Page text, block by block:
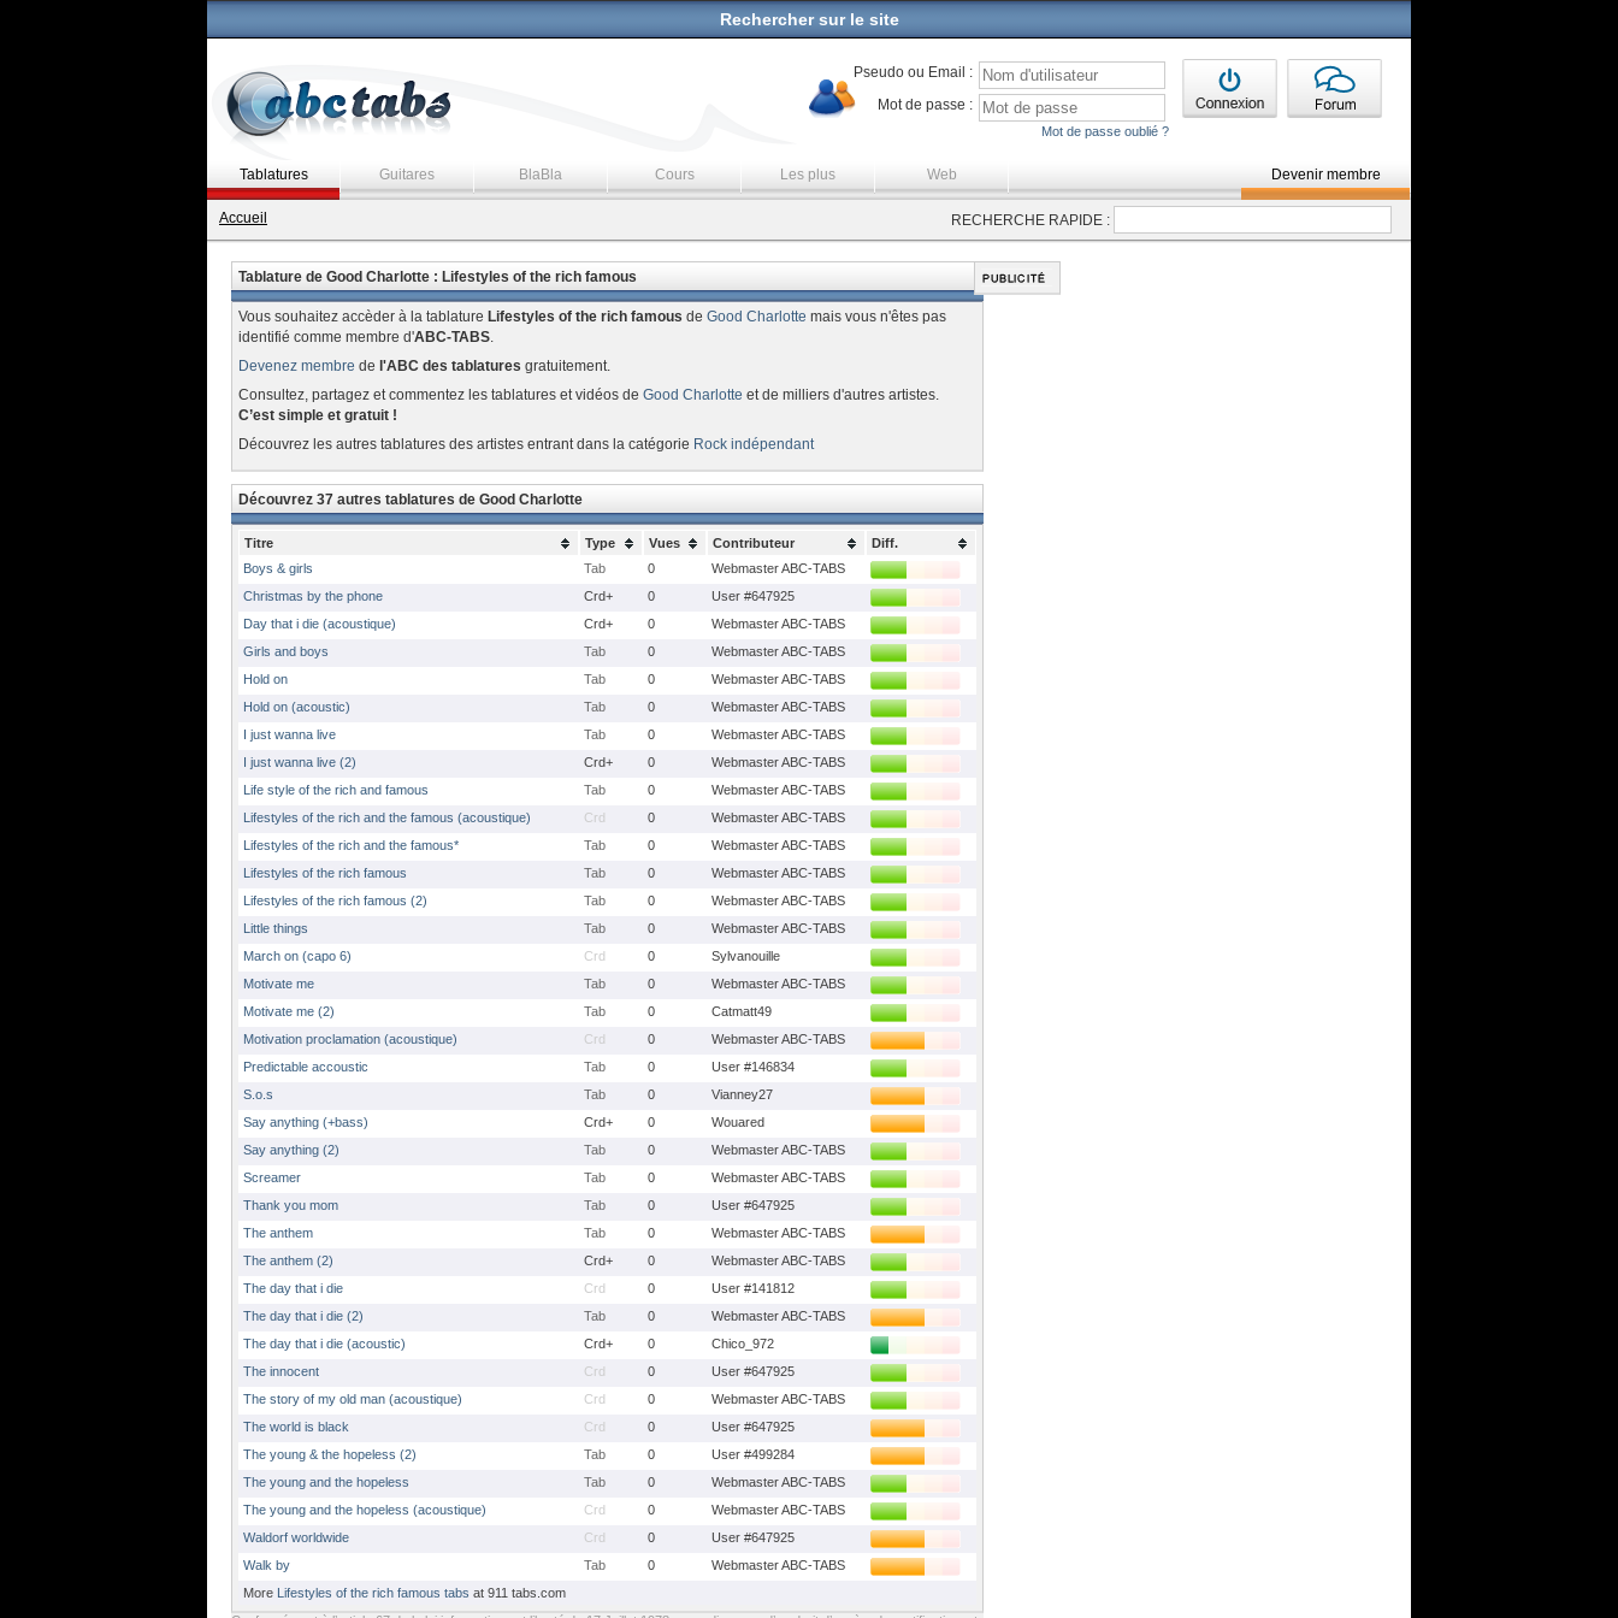
Rechercher sur le site
Pseudo ou Email :
Mot de passe :
Mot de passe oublié ?
Tablatures Guitares BlaBla Cours Les plus Web Devenir membre
Accueil RECHERCHE RAPIDE :
Tablature de Good Charlotte : Lifestyles of the rich famous
Vous souhaitez accèder à la tablature Lifestyles of the rich famous de Good Charlotte mais vous n'êtes pas
identifié comme membre d'ABC-TABS.
Devenez membre de l'ABC des tablatures gratuitement.
Consultez, partagez et commentez les tablatures et vidéos de Good Charlotte et de milliers d'autres artistes.
C’est simple et gratuit !
Découvrez les autres tablatures des artistes entrant dans la catégorie Rock indépendant
Découvrez 37 autres tablatures de Good Charlotte
Titre Type Vues Contributeur
Diff.
Boys & girls
Tab 0
Webmaster ABC-TABS
Christmas by the phone
Crd+ 0
User #647925
Day that i die (acoustique)
Crd+ 0
Webmaster ABC-TABS
Girls and boys
Tab 0
Webmaster ABC-TABS
Hold on
Tab 0
Webmaster ABC-TABS
Hold on (acoustic)
Tab 0
Webmaster ABC-TABS
I just wanna live
Tab 0
Webmaster ABC-TABS
I just wanna live (2)
Crd+ 0
Webmaster ABC-TABS
Life style of the rich and famous
Tab 0
Webmaster ABC-TABS
Lifestyles of the rich and the famous (acoustique)
Crd 0
Webmaster ABC-TABS
Lifestyles of the rich and the famous*
Tab 0
Webmaster ABC-TABS
Lifestyles of the rich famous
Tab 0
Webmaster ABC-TABS
Lifestyles of the rich famous (2)
Tab 0
Webmaster ABC-TABS
Little things
Tab 0
Webmaster ABC-TABS
March on (capo 6)
Crd 0
Sylvanouille
Motivate me
Tab 0
Webmaster ABC-TABS
Motivate me (2)
Tab 0
Catmatt49
Motivation proclamation (acoustique)
Crd 0
Webmaster ABC-TABS
Predictable accoustic
Tab 0
User #146834
S.o.s
Tab 0
Vianney27
Say anything (+bass)
Crd+ 0
Wouared
Say anything (2)
Tab 0
Webmaster ABC-TABS
Screamer
Tab 0
Webmaster ABC-TABS
Thank you mom
Tab 0
User #647925
The anthem
Tab 0
Webmaster ABC-TABS
The anthem (2)
Crd+ 0
Webmaster ABC-TABS
The day that i die
Crd 0
User #141812
The day that i die (2)
Tab 0
Webmaster ABC-TABS
The day that i die (acoustic)
Crd+ 0
Chico_972
The innocent
Crd 0
User #647925
The story of my old man (acoustique)
Crd 0
Webmaster ABC-TABS
The world is black
Crd 0
User #647925
The young & the hopeless (2)
Tab 0
User #499284
The young and the hopeless
Tab 0
Webmaster ABC-TABS
The young and the hopeless (acoustique)
Crd 0
Webmaster ABC-TABS
Waldorf worldwide
Crd 0
User #647925
Walk by
Tab 0
Webmaster ABC-TABS
More Lifestyles of the rich famous tabs at 911 tabs.com